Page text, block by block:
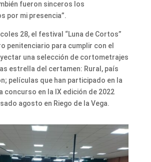
fueron sinceros los
por mi presencia”.
28, el festival “Luna de Cortos”
penitenciario para cumplir con el
una selección de cortometrajes
estrella del certamen: Rural, país
películas que han participado en la
concurso en la IX edición de 2022
agosto en Riego de la Vega.